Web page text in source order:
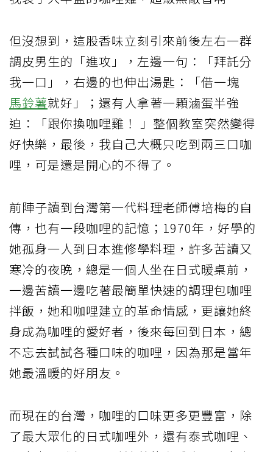
但沒想到，這股香味立刻引來前後左右一群
調皮男生的「進攻」，左邊一句：「拜託分
我一口」，右邊的也伸出湯匙：「借一塊
馬鈴薯就好」；還有人拿著一顆滷蛋半強
迫：「跟你換咖哩雞！ 」整個教室突然變得
好快樂，最後，我自己大概只吃到兩三口咖
哩，可是還是開心的不得了。
前陣子讀到台灣第一代料理老師傅培梅的自
傳，也有一段咖哩的記憶；1970年，好學的
她孤身一人到日本進修學料理，許多苦讀又
寒冷的夜晚，總是一個人坐在日式暖桌前，
一邊苦讀一邊吃著最簡單快速的調理包咖哩
拌飯，她和咖哩建立的革命情感，更讓她終
身成為咖哩的愛好者，後來每回到日本，總
不忘去試試各種口味的咖哩，因為那是當年
她最溫暖的好朋友。
而現在的台灣，咖哩的口味更多更豐富，除
了最大眾化的日式咖哩外，還有泰式咖哩、